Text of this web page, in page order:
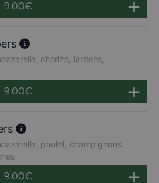
9.00€
chorizo, lardons,
9.00€
poulet, champignons,
9.00€